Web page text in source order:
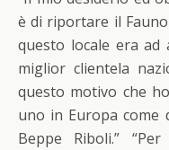
è di riportare il
questo locale era ad
miglior clientela
questo motivo che
uno in Europa come
Beppe Riboli.”